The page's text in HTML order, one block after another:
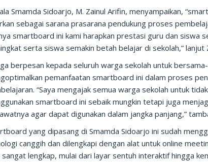
Smamda Sidoarjo, M. Zainul Arifin, menyampaikan,
sebagai sarana prasarana pendukung proses
smartboard ini kami harapkan prestasi guru dan siswa
serta siswa semakin betah belajar di sekolah,” lanjut
berpesan kepada seluruh warga sekolah untuk
pemanfaatan smartboard ini dalam proses
“Saya mengajak semua warga sekolah untuk
smartboard ini sebaik mungkin tetapi juga
agar dapat digunakan dalam jangka panjang,”
yang dipasang di Smamda Sidoarjo ini sudah
canggih dan dilengkapi dengan alat untuk online
sangat lengkap, mulai dari layar sentuh interaktif hingga